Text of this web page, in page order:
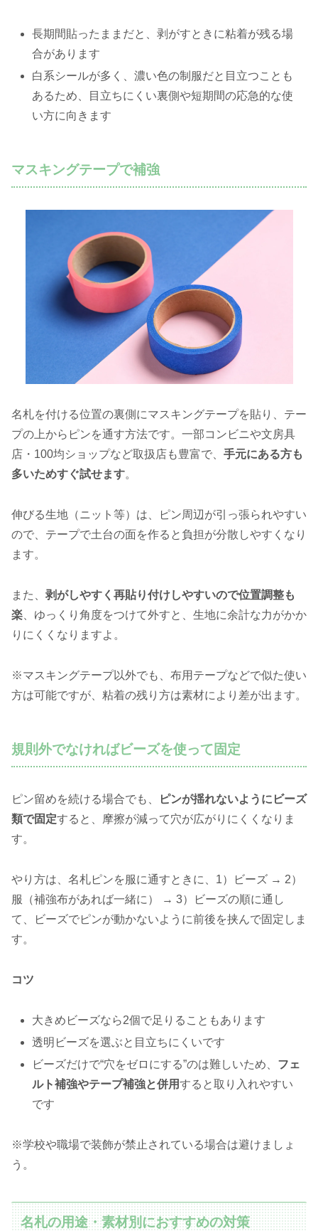
長期間貼ったままだと、剥がすときに粘着が残る場
合があります
白系シールが多く、濃い色の制服だと目立つことも
あるため、目立ちにくい裏側や短期間の応急的な使
い方に向きます
マスキングテープで補強
名札を付ける位置の裏側にマスキングテープを貼り、テー
プの上からピンを通す方法です。一部コンビニや文房具
店・100均ショップなど取扱店も豊富で、 手元にある方も
多いためすぐ試せます。
伸びる生地（ニット等）は、ピン周辺が引っ張られやすい
ので、テープで土台の面を作ると負担が分散しやすくなり
ます。
また、 剥がしやすく再貼り付けしやすいので位置調整も
楽 、ゆっくり角度をつけて外すと、生地に余計な力がかか
りにくくなりますよ。
※マスキングテープ以外でも、布用テープなどで似た使い
方は可能ですが、粘着の残り方は素材により差が出ます。
規則外でなければビーズを使って固定
ピン留めを続ける場合でも、
ピンが揺れないようにビーズ
類で固定すると、摩擦が減って穴が広がりにくくなりま
す。
やり方は、名札ピンを服に通すときに、1）ビーズ → 2）
服（補強布があれば一緒に） → 3）ビーズの順に通し
て、ビーズでピンが動かないように前後を挟んで固定しま
す。
コツ
大きめビーズなら2個で足りることもあります
透明ビーズを選ぶと目立ちにくいです
ビーズだけで“穴をゼロにする”のは難しいため、 フェ
ルト補強やテープ補強と併用すると取り入れやすい
です
※学校や職場で装飾が禁止されている場合は避けましょ
う。
名札の用途・素材別におすすめの対策